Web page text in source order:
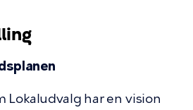
Lokaludvalg har en vision